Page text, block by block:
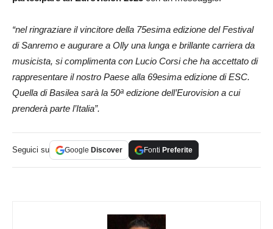
“nel ringraziare il vincitore della 75esima edizione del Festival
di Sanremo e augurare a Olly una lunga e brillante carriera da
musicista, si complimenta con Lucio Corsi che ha accettato di
rappresentare il nostro Paese alla 69esima edizione di ESC.
Quella di Basilea sarà la 50ª edizione dell’Eurovision a cui
prenderà parte l’Italia”.
Seguici su Google Discover Fonti Preferite